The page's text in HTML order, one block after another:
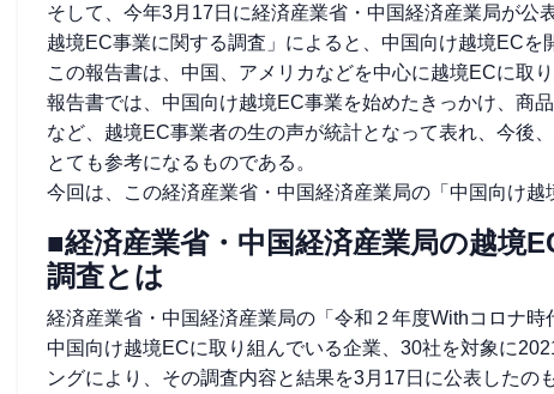
そして、今年3月17日に経済産業省・中国経済産業局が
越境EC事業に関する調査」によると、中国向け越境ECを
この報告書は、中国、アメリカなどを中心に越境ECに取
報告書では、中国向け越境EC事業を始めたきっかけ、商
など、越境EC事業者の生の声が統計となって表れ、今後
とても参考になるものである。
今回は、この経済産業省・中国経済産業局の「中国向け越
■経済産業省・中国経済産業局の越境
調査とは
経済産業省・中国経済産業局の「令和２年度Withコロナ
中国向け越境ECに取り組んでいる企業、30社を対象に
ングにより、その調査内容と結果を3月17日に公表したの